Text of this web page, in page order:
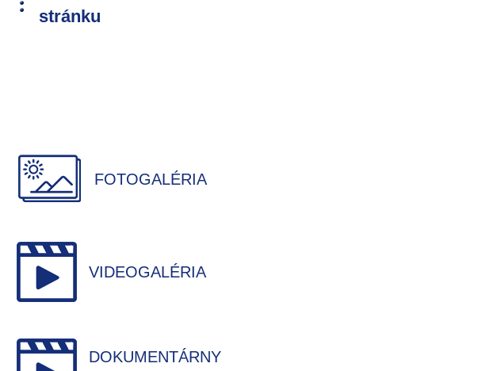
stránku
FOTOGALÉRIA
VIDEOGALÉRIA
DOKUMENTÁRNY